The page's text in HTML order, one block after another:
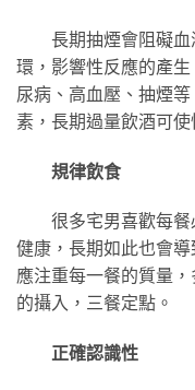
長期抽煙會阻礙血
環，影響性反應的產
尿病、高血壓、抽煙
素，長期過量飲酒可使
規律飲食
很多宅男喜歡每餐
健康，長期如此也會導
應注重每一餐的質量
的攝入，三餐定點。
正確認識性